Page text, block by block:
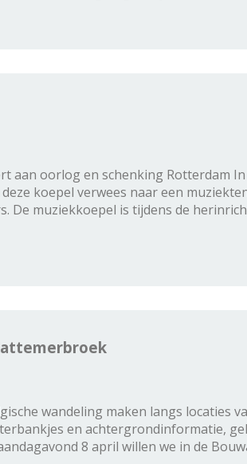
aan oorlog en schenking Rotterdam
koepel verwees naar een
De muziekkoepel is tijdens de
wandeling maken langs locaties
en achtergrondinformatie,
8 april willen we in de